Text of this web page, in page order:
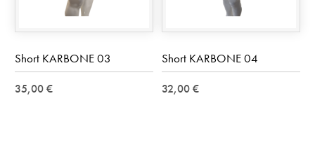
Short KARBONE 03
35,00 €
Short KARBONE 04
32,00 €